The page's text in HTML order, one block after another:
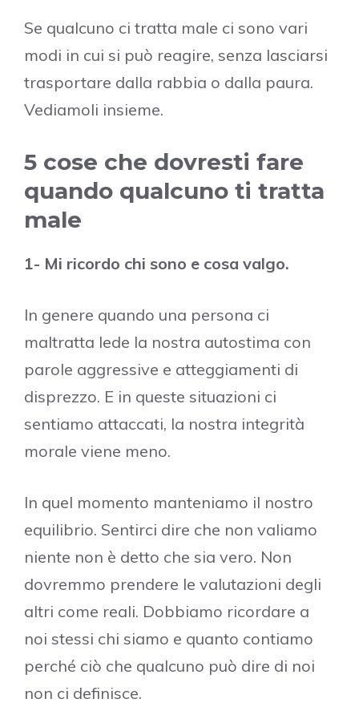
Se qualcuno ci tratta male ci sono vari
modi in cui si può reagire, senza lasciarsi
trasportare dalla rabbia o dalla paura.
Vediamoli insieme.
5 cose che dovresti fare
quando qualcuno ti tratta
male
1- Mi ricordo chi sono e cosa valgo.
In genere quando una persona ci
maltratta lede la nostra autostima con
parole aggressive e atteggiamenti di
disprezzo. E in queste situazioni ci
sentiamo attaccati, la nostra integrità
morale viene meno.
In quel momento manteniamo il nostro
equilibrio. Sentirci dire che non valiamo
niente non è detto che sia vero. Non
dovremmo prendere le valutazioni degli
altri come reali. Dobbiamo ricordare a
noi stessi chi siamo e quanto contiamo
perché ciò che qualcuno può dire di noi
non ci definisce.